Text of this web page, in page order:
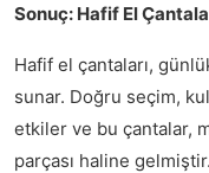
Sonuç: Hafif El
Hafif el çantaları,
sunar. Doğru seçim,
etkiler ve bu çantalar,
parçası haline gelmiştir.